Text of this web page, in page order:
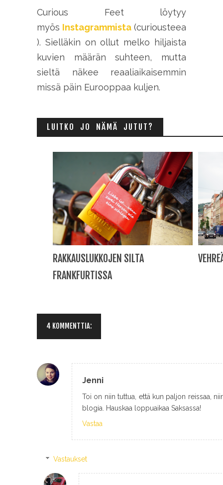
Curious Feet löytyy
myös Instagrammista (curiousteea
). Sielläkin on ollut melko hiljaista
kuvien määrän suhteen, mutta
sieltä näkee reaaliaikaisemmin
missä päin Eurooppaa kuljen.
LUITKO JO NÄMÄ JUTUT?
RAKKAUSLUKKOJEN SILTA
FRANKFURTISSA
4 KOMMENTTIA:
Jenni
Toi on niin tuttua, että kun paljon reissaa,
blogia. Hauskaa loppuaikaa Saksassa!
Vastaa
Vastaukset